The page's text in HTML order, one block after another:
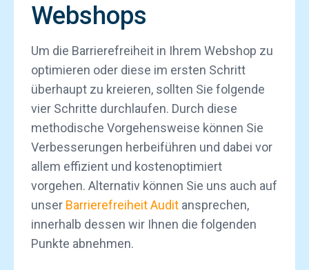
Webshops
Um die Barrierefreiheit in Ihrem Webshop zu
optimieren oder diese im ersten Schritt
überhaupt zu kreieren, sollten Sie folgende
vier Schritte durchlaufen. Durch diese
methodische Vorgehensweise können Sie
Verbesserungen herbeiführen und dabei vor
allem effizient und kostenoptimiert
vorgehen. Alternativ können Sie uns auch auf
unser Barrierefreiheit Audit ansprechen,
innerhalb dessen wir Ihnen die folgenden
Punkte abnehmen.